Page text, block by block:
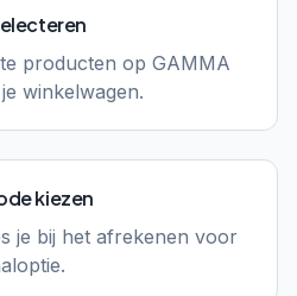
producten op GAMMA
winkelwagen.
kiezen
je bij het afrekenen voor